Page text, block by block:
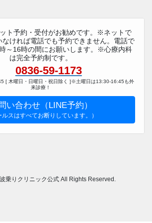
ト予約・受付がお勧めです。※ネットで
なければ電話でも予約できません。電話で
～16時の間にお願いします。※心療内科
は完全予約制です。
0836-59-1173
[ 木曜日・日曜日・祝日除く ]※土曜日は13:30-16:45も外
来診療！
い合わせ（LINE予約）
ルスはすべてお断りしています。）
乗りクリニック公式 All Rights Reserved.